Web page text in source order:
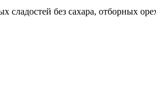
без сахара, отборных